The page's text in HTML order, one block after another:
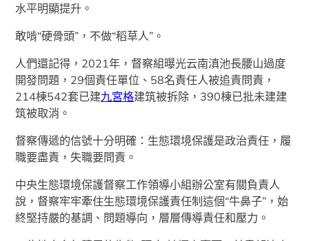
水平明顯提升。
敢啃“硬骨頭”，不做“稻草人”。
人們還記得，2021年，督察組曝光云南滇池長腰山過度
開發問題，29個責任單位、58名責任人被追責問責，
214棟542套已建九宮格建筑被拆除，390棟已批未建建
筑被取消。
督察傳遞的信號十分明確：生態環境保護是政治責任，履
職要盡責，失職要問責。
中央生態環境保護督察工作領導小組辦公室有關負責人
說，督察牢牢牽住生態環境保護責任制這個“牛鼻子”，始
終堅持嚴的基調、問題導向，層層傳導責任和壓力。